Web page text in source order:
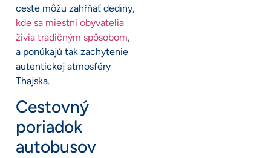
ceste môžu zahŕňať dediny,
kde sa miestni obyvatelia
živia tradičným spôsobom,
a ponúkajú tak zachytenie
autentickej atmosféry
Thajska.
Cestovný
poriadok
autobusov